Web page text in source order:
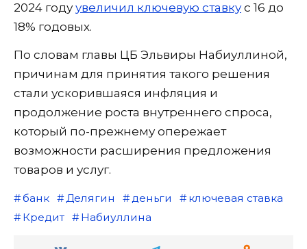
2024 годуувеличил ключевую ставкус 16 до
18% годовых.
По словам главы ЦБ Эльвиры Набиуллиной,
причинам для принятия такого решения
стали ускорившаяся инфляция и
продолжение роста внутреннего спроса,
который по-прежнему опережает
возможности расширения предложения
товаров и услуг.
банк Делягин деньги
ключевая ставка
Кредит
Набиуллина